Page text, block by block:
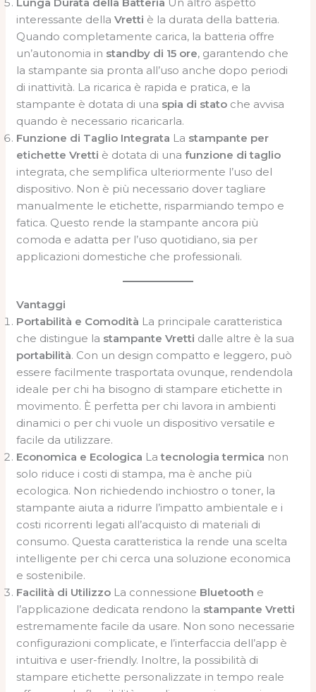
interessante dellaVretti è la durata della batteria.
Quando completamente carica, la batteria offre
un’autonomia in standby di 15 ore, garantendo che
la stampante sia pronta all’uso anche dopo periodi
di inattività. La ricarica è rapida e pratica, e la
stampante è dotata di una spia di stato che avvisa
quando è necessario ricaricarla.
Funzione di Taglio Integrata La stampante per
etichette Vretti è dotata di unafunzione di taglio
integrata, che semplifica ulteriormente l’uso del
dispositivo. Non è più necessario dover tagliare
manualmente le etichette, risparmiando tempo e
fatica. Questo rende la stampante ancora più
comoda e adatta per l’uso quotidiano, sia per
applicazioni domestiche che professionali.
Vantaggi
Portabilità e Comodità La principale caratteristica
che distingue la stampante Vretti dalle altre è la sua
portabilità. Con un design compatto e leggero, può
essere facilmente trasportata ovunque, rendendola
ideale per chi ha bisogno di stampare etichette in
movimento. È perfetta per chi lavora in ambienti
dinamici o per chi vuole un dispositivo versatile e
facile da utilizzare.
Economica e Ecologica Latecnologia termica non
solo riduce i costi di stampa, ma è anche più
ecologica. Non richiedendo inchiostro o toner, la
stampante aiuta a ridurre l’impatto ambientale e i
costi ricorrenti legati all’acquisto di materiali di
consumo. Questa caratteristica la rende una scelta
intelligente per chi cerca una soluzione economica
e sostenibile.
Facilità di Utilizzo La connessione Bluetooth e
l’applicazione dedicata rendono la stampante Vretti
estremamente facile da usare. Non sono necessarie
configurazioni complicate, e l’interfaccia dell’app è
intuitiva e user-friendly. Inoltre, la possibilità di
stampare etichette personalizzate in tempo reale